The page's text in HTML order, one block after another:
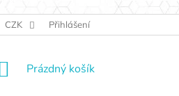
KONTAKTY KDO JSME?
CZK Přihlášení
NÁKUPNÍ
Prázdný košík